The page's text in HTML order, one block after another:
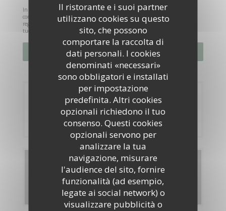
Il ristorante e i suoi partner
utilizzano cookies su questo
sito, che possono
comportare la raccolta di
dati personali. I cookies
denominati «necessari»
sono obbligatori e installati
per impostazione
predefinita. Altri cookies
opzionali richiedono il tuo
consenso. Questi cookies
opzionali servono per
analizzare la tua
navigazione, misurare
l'audience del sito, fornire
funzionalità (ad esempio,
legate ai social network) o
visualizzare pubblicità o
In conformità al Codice del Consumo, hai il diritto di opporti alle chiamate
commerciali iscrivendoti al Registro Pubblico delle Opposizioni:
registrodelleopposizioni.it. Per maggiori informazioni sul trattamento dei
tuoi dati, consulta la nostrainformativa sulla privacy.
Prenotazione
PRENOTA
Menu
SCOPRI LA NOSTRA CARTA